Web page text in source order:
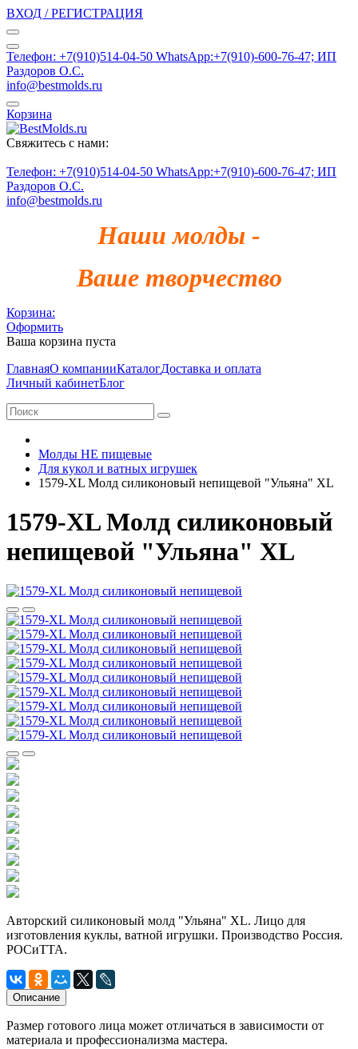
ВХОД / РЕГИСТРАЦИЯ
Телефон: +7(910)514-04-50 WhatsApp:+7(910)-600-76-47; ИП
Раздоров О.С.
info@bestmolds.ru
Корзина
Свяжитесь с нами:
Телефон: +7(910)514-04-50 WhatsApp:+7(910)-600-76-47; ИП
Раздоров О.С.
info@bestmolds.ru
Наши молды -
Ваше творчество
Корзина:
Оформить
Ваша корзина пуста
ГлавнаяО компанииКаталогДоставка и оплата
Личный кабинетБлог
Молды НЕ пищевые
Для кукол и ватных игрушек
1579-XL Молд силиконовый непищевой "Ульяна" XL
1579-XL Молд силиконовый
непищевой "Ульяна" XL
Авторский силиконовый молд "Ульяна" XL. Лицо для
изготовления куклы, ватной игрушки. Производство Россия.
РОСиТТА.
Описание
Размер готового лица может отличаться в зависимости от
материала и профессионализма мастера.